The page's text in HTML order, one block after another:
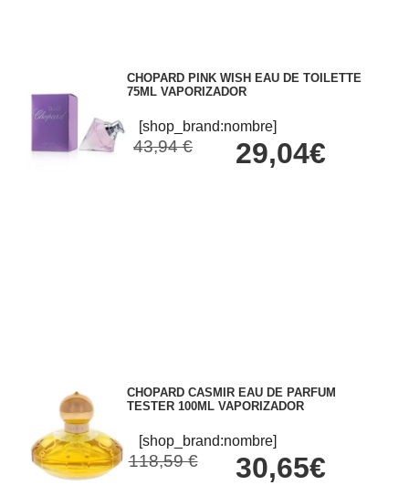
CHOPARD PINK WISH EAU DE TOILETTE
75ML VAPORIZADOR
[shop_brand:nombre]
43,94 € 29,04€
CHOPARD CASMIR EAU DE PARFUM
TESTER 100ML VAPORIZADOR
[shop_brand:nombre]
118,59 € 30,65€